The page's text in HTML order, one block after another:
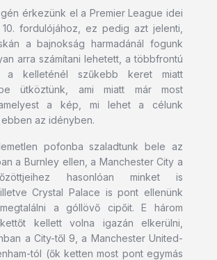
érkezünk el a Premier League idei
fordulójához, ez pedig azt jelenti,
a bajnokság harmadánál fogunk
arra számítani lehetett, a többfrontú
a kelleténél szűkebb keret miatt
ütköztünk, ami miatt már most
a kép, mi lehet a célunk
az idényben.
pofonba szaladtunk bele az
a Burnley ellen, a Manchester City a
hasonlóan minket is
Crystal Palace is pont ellenünk
a góllövő cipőit. E három
kellett volna igazán elkerülni,
a City-től 9, a Manchester United-
tól (ők ketten most pont egymás